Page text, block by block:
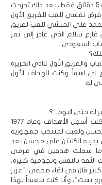
الشهيد علي عنتر، ولعبت فيها لمدة 5 دقائق فقط، بعد ذلك تدرجت
فرض نفسي للعب للفريق الأول
علي الحبشي للعب لفريق
سلام الذي غادر إلى تعز
السعودي.
والفريق الأول لنادي الجزيرة
أن أصنع لي اسماً وكنت الهداف الأول
له.
له حتى اليوم...؟
- أنا راوغت كل لاعبي خط الدفاع وكنت أسجل الأهداف وعام 1977
ولعبت لمنتخب جمهورية
يدربه الكابتن علي محسن بعد
سجلت هدفين في مرمى
وكنت أملك الثقة بالنفس ونجومية كبيرة،
قال في لقاء صحفي: "عزيز
بست"، وأنا كنت سعيداً بهذا